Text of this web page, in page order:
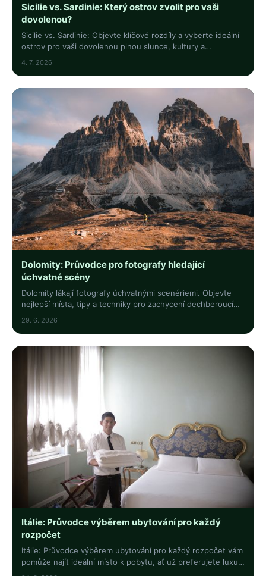
Sicilie vs. Sardinie: Který ostrov zvolit pro vaši
dovolenou?
Sicilie vs. Sardinie: Objevte klíčové rozdíly a vyberte ideální
ostrov pro vaši dovolenou plnou slunce, kultury a
nezapomenutelných zážitků. Klikněte a zjistěte víc!
4. 7. 2026
Dolomity: Průvodce pro fotografy hledající
úchvatné scény
Dolomity lákají fotografy úchvatnými scenériemi. Objevte
nejlepší místa, tipy a techniky pro zachycení dechberoucí
přírody v tomto UNESCO ráji. Klikněte!
29. 6. 2026
Itálie: Průvodce výběrem ubytování pro každý
rozpočet
Itálie: Průvodce výběrem ubytování pro každý rozpočet vám
pomůže najít ideální místo k pobytu, ať už preferujete luxus
nebo cenově dostupné možnosti.